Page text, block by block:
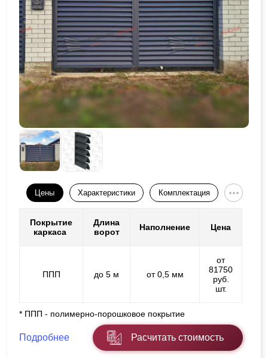
Цены Характеристики Комплектация
Покрытие
каркаса
Длина
ворот
Наполнение Цена
ППП до 5 м от 0,5 мм
от
81750
руб.
шт.
* ППП - полимерно-порошковое покрытие
Подробнее Расчитать стоимость